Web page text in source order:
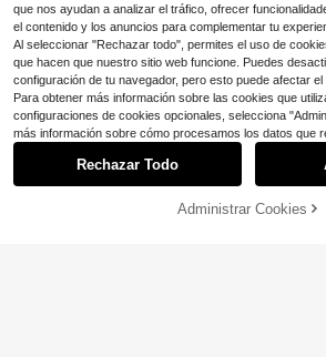
COMPRA AHORA
que nos ayudan a analizar el tráfico, ofrecer
el contenido y los anuncios para complementar tu
Al seleccionar "Rechazar todo", permites el uso de
que hacen que nuestro sitio web funcione. Puedes
configuración de tu navegador, pero esto puede afectar el
Para obtener más información sobre las cookies que
configuraciones de cookies opcionales, selecciona
más información sobre cómo procesamos los datos que
Rechazar Todo
Administrar Cookies